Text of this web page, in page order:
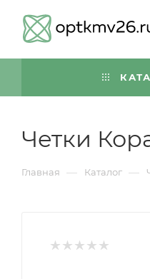
Четки
Главная — Каталог —